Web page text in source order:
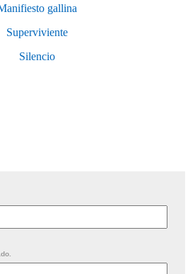
gallina
Superviviente
Silencio